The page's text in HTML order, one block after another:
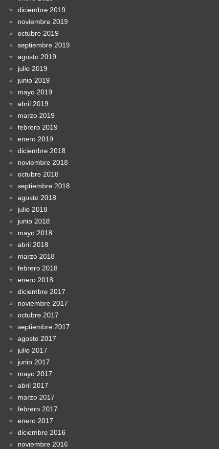
diciembre 2019
noviembre 2019
octubre 2019
septiembre 2019
agosto 2019
julio 2019
junio 2019
mayo 2019
abril 2019
marzo 2019
febrero 2019
enero 2019
diciembre 2018
noviembre 2018
octubre 2018
septiembre 2018
agosto 2018
julio 2018
junio 2018
mayo 2018
abril 2018
marzo 2018
febrero 2018
enero 2018
diciembre 2017
noviembre 2017
octubre 2017
septiembre 2017
agosto 2017
julio 2017
junio 2017
mayo 2017
abril 2017
marzo 2017
febrero 2017
enero 2017
diciembre 2016
noviembre 2016